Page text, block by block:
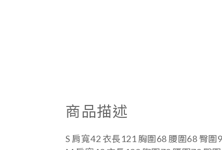
商品描述
S 肩寬42 衣長121 胸圍68 腰圍68 臀圍